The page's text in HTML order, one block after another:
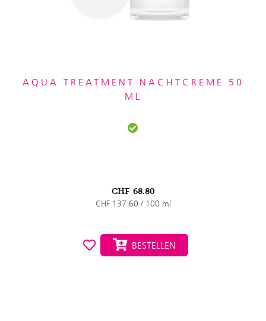
AQUA TREATMENT NACHTCREME 50
ML
CHF 68.80
CHF 137.60 / 100 ml
BESTELLEN